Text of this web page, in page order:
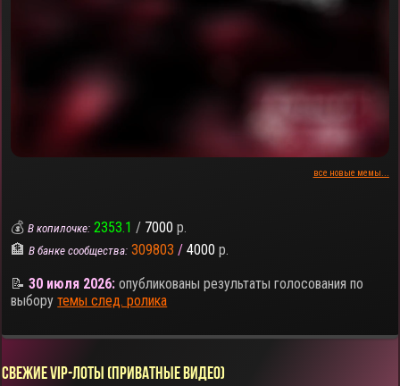
все новые мемы...
💰В копилочке: 2353.1 / 7000 р.
🏦В банке сообщества: 309803 / 4000 р.
📝30 июля 2026: опубликованы результаты голосования по
выборутемы след. ролика
СВЕЖИЕ VIP-ЛОТЫ (ПРИВАТНЫЕ ВИДЕО)